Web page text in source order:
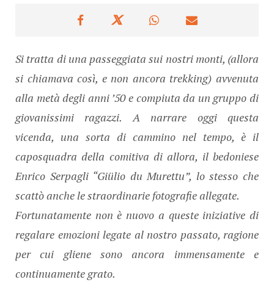
Si tratta di una passeggiata sui nostri monti, (allora
si chiamava così, e non ancora trekking) avvenuta
alla metà degli anni ’50 e compiuta da un gruppo di
giovanissimi ragazzi. A narrare oggi questa
vicenda, una sorta di cammino nel tempo, è il
caposquadra della comitiva di allora, il bedoniese
Enrico Serpagli “Giülio du Murettu”, lo stesso che
scattò anche le straordinarie fotografie allegate.
Fortunatamente non è nuovo a queste iniziative di
regalare emozioni legate al nostro passato, ragione
per cui gliene sono ancora immensamente e
continuamente grato.